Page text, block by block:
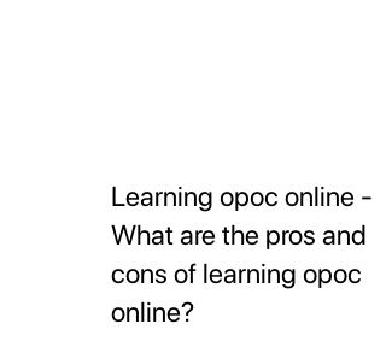
Learning орос online -
What are the pros and
cons of learning орос
online?